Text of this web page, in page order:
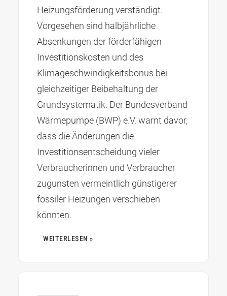
Heizungsförderung verständigt.
Vorgesehen sind halbjährliche
Absenkungen der förderfähigen
Investitionskosten und des
Klimageschwindigkeitsbonus bei
gleichzeitiger Beibehaltung der
Grundsystematik. Der Bundesverband
Wärmepumpe (BWP) e.V. warnt davor,
dass die Änderungen die
Investitionsentscheidung vieler
Verbraucherinnen und Verbraucher
zugunsten vermeintlich günstigerer
fossiler Heizungen verschieben
könnten.
WEITERLESEN »